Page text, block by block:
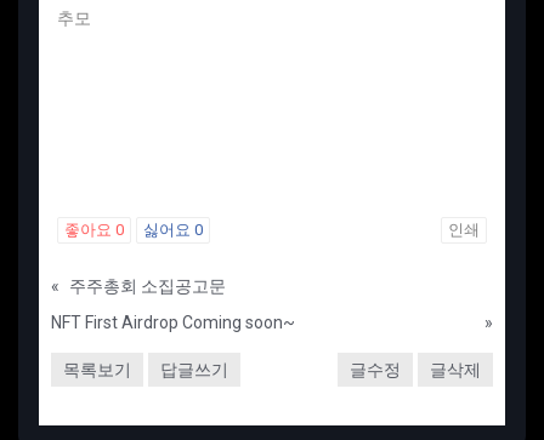
추모
좋아요 0 싫어요 0 인쇄
«
주주총회 소집공고문
NFT First Airdrop Coming soon~
»
목록보기 답글쓰기 글수정 글삭제